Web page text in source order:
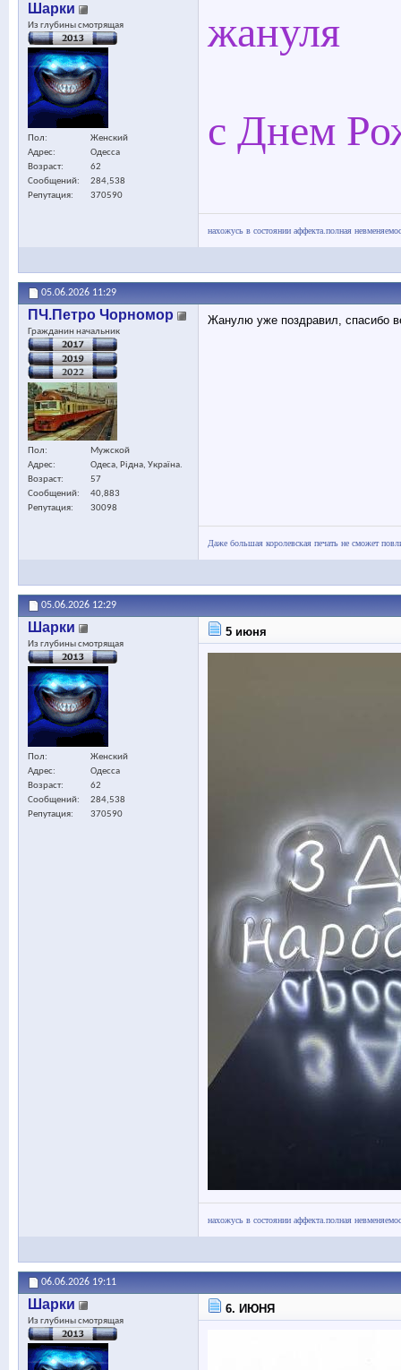
Шарки
Из глубины смотрящая
Пол
Женский
Адрес
Одесса
Возраст
62
Сообщений
284,538
Репутация
370590
жануля
с Днем
нахожусь в состоянии аффекта.полная
05.06.2026 11:29
ПЧ.Петро Чорномор
Гражданин начальник
Пол
Мужской
Адрес
Одеса, Рідна, Україна.
Возраст
57
Сообщений
40,883
Репутация
30098
Жанулю уже поздравил, спасибо
Даже большая королевская печать не сможет
05.06.2026 12:29
Шарки
Из глубины смотрящая
Пол
Женский
Адрес
Одесса
Возраст
62
Сообщений
284,538
Репутация
370590
5 июня
нахожусь в состоянии аффекта.полная
06.06.2026 19:11
Шарки
Из глубины смотрящая
6. ИЮНЯ